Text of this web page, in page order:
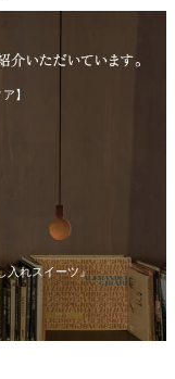
】
入れスイーツ』